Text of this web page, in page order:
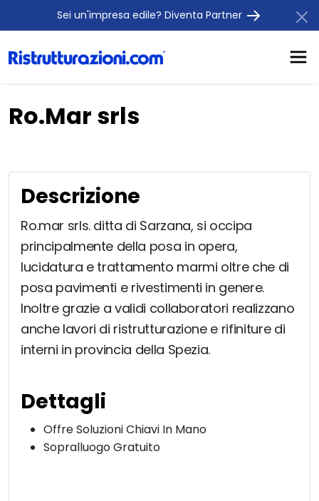
Sei un'impresa edile? Diventa Partner
Ro.Mar srls
Descrizione
Ro.mar srls. ditta di Sarzana, si occipa
principalmente della posa in opera,
lucidatura e trattamento marmi oltre che di
posa pavimenti e rivestimenti in genere.
Inoltre grazie a validi collaboratori realizzano
anche lavori di ristrutturazione e rifiniture di
interni in provincia della Spezia.
Dettagli
Offre Soluzioni Chiavi In Mano
Sopralluogo Gratuito